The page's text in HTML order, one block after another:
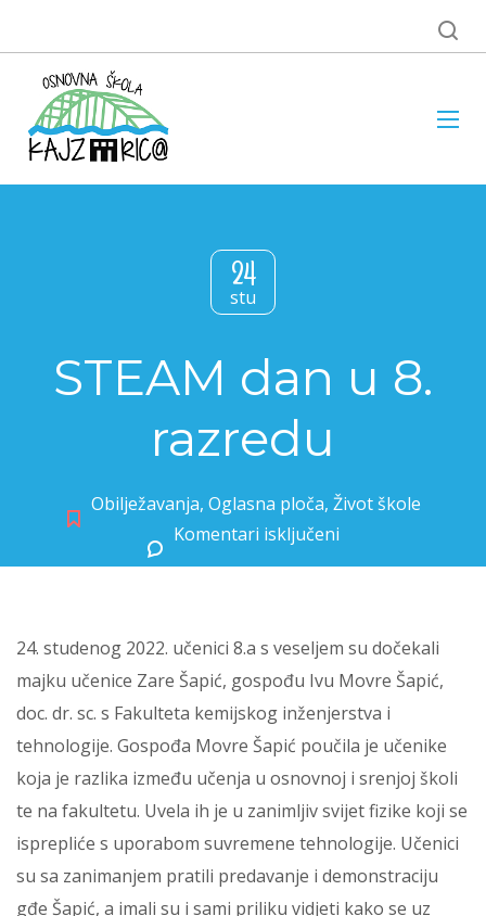
24
stu
STEAM dan u 8.
razredu
Obilježavanja, Oglasna ploča, Život škole
Komentari isključeni
24. studenog 2022. učenici 8.a s veseljem su dočekali
majku učenice Zare Šapić, gospođu Ivu Movre Šapić,
doc. dr. sc. s Fakulteta kemijskog inženjerstva i
tehnologije. Gospođa Movre Šapić poučila je učenike
koja je razlika između učenja u osnovnoj i srenjoj školi
te na fakultetu. Uvela ih je u zanimljiv svijet fizike koji se
isprepliće s uporabom suvremene tehnologije. Učenici
su sa zanimanjem pratili predavanje i demonstraciju
gđe Šapić, a imali su i sami priliku vidjeti kako se uz